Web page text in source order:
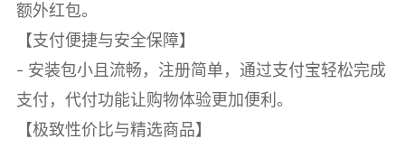
额外红包。
【支付便捷与安全保障】
- 安装包小且流畅，注册简单，通过支付宝轻松完成
支付，代付功能让购物体验更加便利。
【极致性价比与精选商品】